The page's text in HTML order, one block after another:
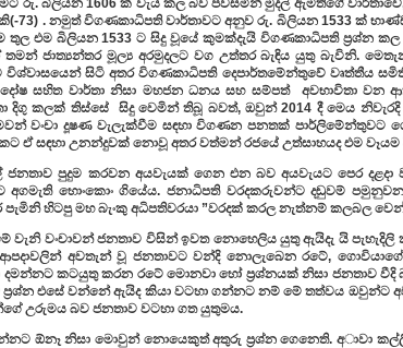
රු. බිලියන 1606 ක් වැය කල බව පවසමින් මුදල් ඇමතිගේ වාර්තාවේ,
73) . නමුත් විගණකාධිපති වාර්තාවට අනුව රු. බිලියන 1533 ක්
එම බිලියන 1533 ට සිදු වූයේ කුමක්දැයි විගණකාධිපති ප්‍රශ්න කල
ජාත්‍යන්තර මූල්‍ය අරමුදලට වග උත්තර බැඳිය යුතු බැවිනි.
විශ්වාසයෙන් සිටි අතර විගණකාධිපති දෙපාර්තමේන්තුවේ වෘත්තීය
සහිත වාර්තා නිසා මහජන ධනය සහ සම්පත් අවභාවිතා වන
දිගු කලක් තිස්සේ සිදු වෙමින් තිබූ බවත්, ඔවුන් 2014 දී මෙය
වංචා දූෂණ වැලැක්වීම සඳහා විගණන පනතක් පාර්ලිමේන්තුවට
ඒ සඳහා උනන්දුවක් නොවූ අතර වත්මන් රජයේ උත්සාහයද එම වෑයම
පුදුම කරවන අයවැයක් ගෙන එන බව අයවැයට පෙර
හොංකොං ගියේය. ජනාධිපති වරදකරුවන්ට දඬුවම්
පැමිනි හිටපු මහ බැංකු අධිපතිවරයා ”වරදක් කරල නැත්නම් කලබල
වැනි වංචාවන් ජනතාව විසින් ඉවත නොහෙලිය යුතු ඇයිදැ යි
අවතැන් වූ ජනතාවට වන්දි නොලැබෙන රටේ,
කටයුතු කරන රටේ මොනවා හෝ ප්‍රශ්නයක් නිසා ජනතාව
ප්‍රශ්න එසේ වන්නේ ඇයිද කියා වටහා ගන්නට නම් මේ තත්වය ඔවුන්ට
උරුමය බව ජනතාව වටහා ගත යුතුමය.
ඕනෑ නිසා මොවුන් නොයෙකුත් අතුරු ප්‍රශ්න ගෙනෙති. අාවා